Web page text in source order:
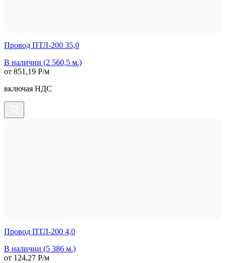
Провод ПТЛ-200 35,0
В наличии (2 560,5 м.)
от 851,19 Р/м
включая НДС
Провод ПТЛ-200 4,0
В наличии (5 386 м.)
от 124,27 Р/м